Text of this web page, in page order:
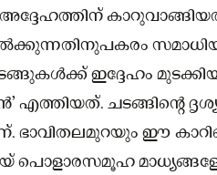
ഇദ്ദേഹം
എത്തിയത്. ചടങ്ങിന്റെ
ഭാവിതലമുറയും ഈ
പൊളാരസമൂഹ